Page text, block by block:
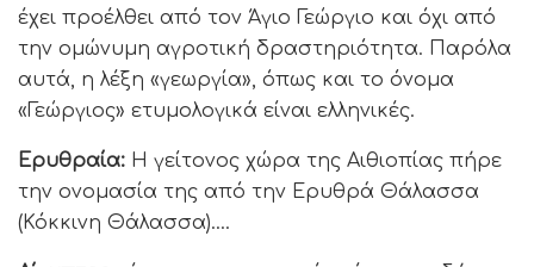
έχει προέλθει από τον Άγιο Γεώργιο και όχι από
την ομώνυμη αγροτική δραστηριότητα. Παρόλα
αυτά, η λέξη «γεωργία», όπως και το όνομα
«Γεώργιος» ετυμολογικά είναι ελληνικές.
Ερυθραία: Η γείτονος χώρα της Αιθιοπίας πήρε
την ονομασία της από την Ερυθρά Θάλασσα
(Κόκκινη Θάλασσα)….